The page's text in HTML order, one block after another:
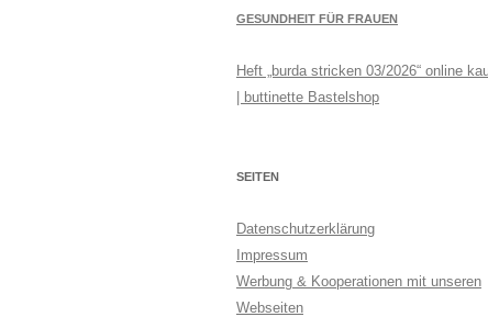
GESUNDHEIT FÜR FRAUEN
Heft „burda stricken 03/2026“ online
| buttinette Bastelshop
SEITEN
Datenschutzerklärung
Impressum
Werbung & Kooperationen mit unseren
Webseiten